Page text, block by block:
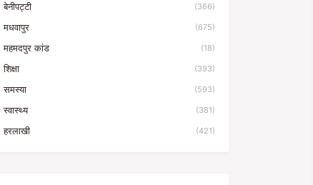
बेनीपट्टी (366)
मधवापुर (675)
महमदपुर कांड (18)
शिक्षा (393)
समस्या (593)
स्वास्थ्य (381)
हरलाखी (421)